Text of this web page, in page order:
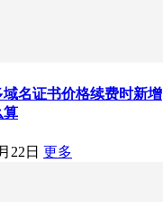
域名证书价格续费时新增
算
22日 更多